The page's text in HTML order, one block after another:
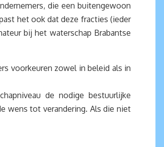
die een buitengewoon
het ook dat deze fracties (ieder
bij het waterschap Brabantse
voorkeuren zowel in beleid als in
de nodige bestuurlijke
wens tot verandering. Als die niet